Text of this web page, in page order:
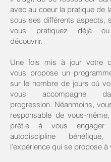
avec au coeur la pratique de
sous ses différents aspects,
vous pratiquez déjà ou
découvrir.
Une fois mis à jour votre
vous propose un
sur le nombre de jours où
vous accompagne
progression. Néanmoins,
responsable de vous-
prêt.e à vous engager
autodiscipline bénéfique,
l’expérience qui se propose à